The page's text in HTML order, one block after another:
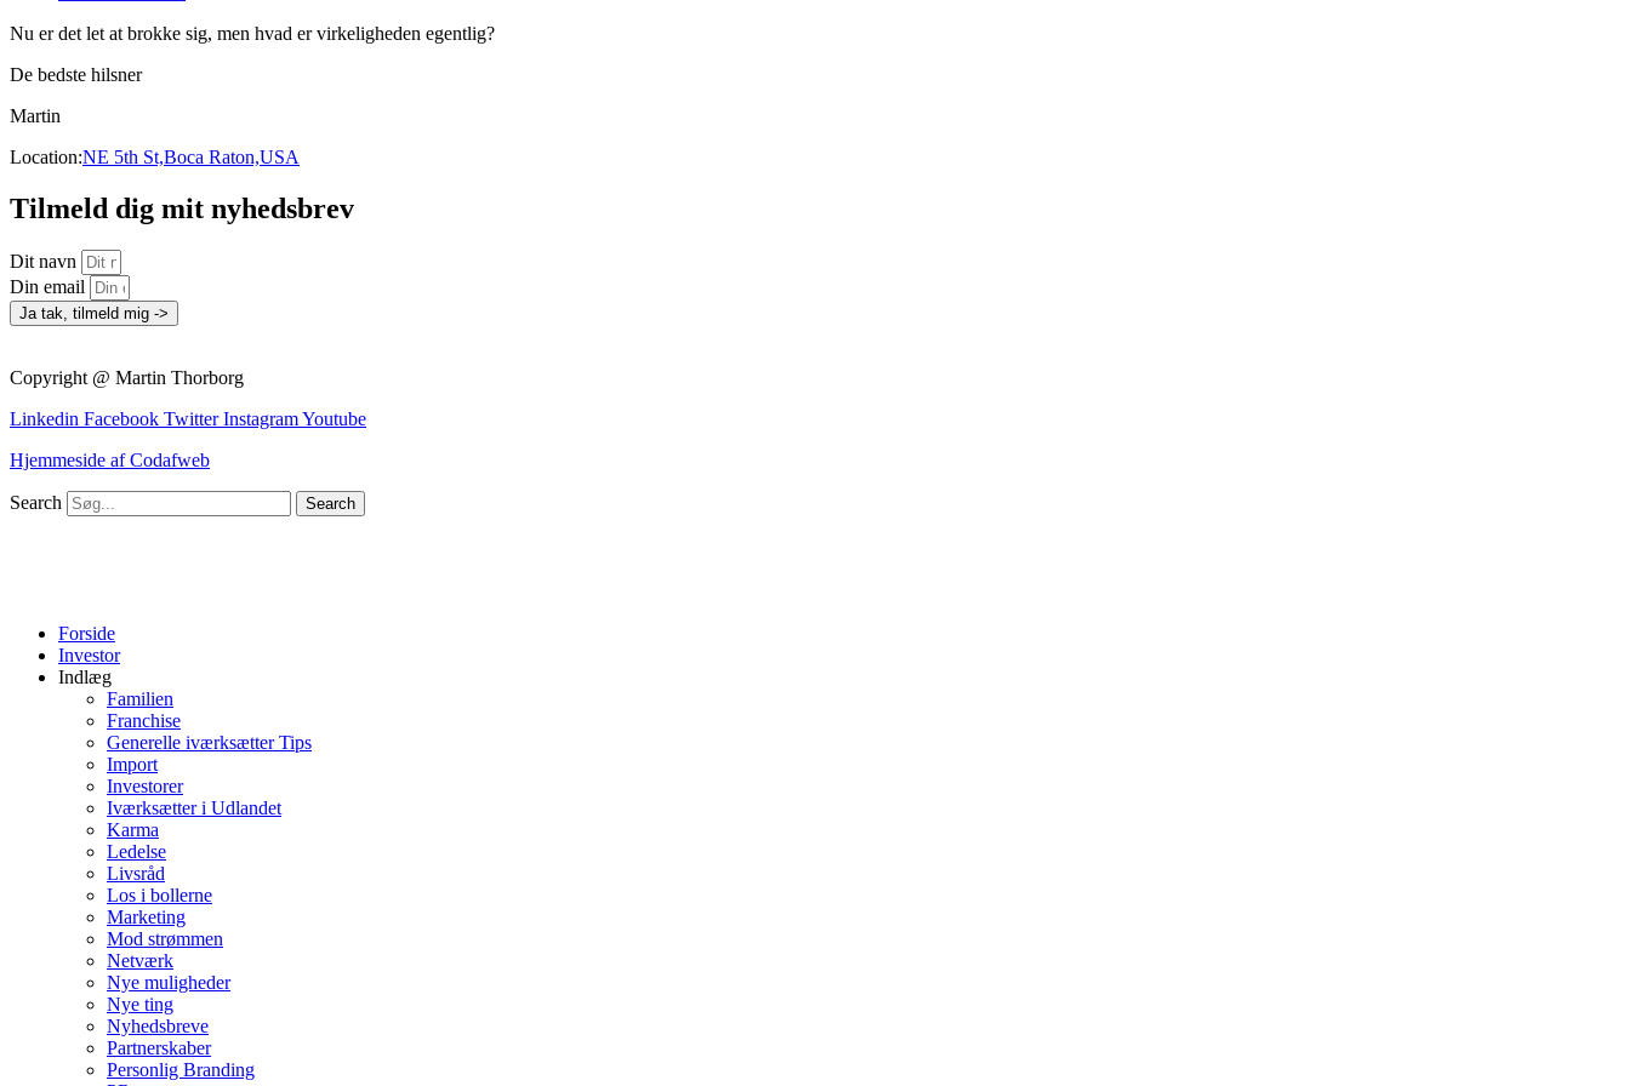
Nu er det let at brokke sig, men hvad er virkeligheden egentlig?
De bedste hilsner
Martin
Location:NE 5th St,Boca Raton,USA
Tilmeld dig mit nyhedsbrev
Dit navn
Din email
Ja tak, tilmeld mig ->
Copyright @ Martin Thorborg
Linkedin Facebook Twitter InstagramYoutube
Hjemmeside af Codafweb
Search Search
Forside
Investor
Indlæg
Familien
Franchise
Generelle iværksætter Tips
Import
Investorer
Iværksætter i Udlandet
Karma
Ledelse
Livsråd
Los i bollerne
Marketing
Mod strømmen
Netværk
Nye muligheder
Nye ting
Nyhedsbreve
Partnerskaber
Personlig Branding